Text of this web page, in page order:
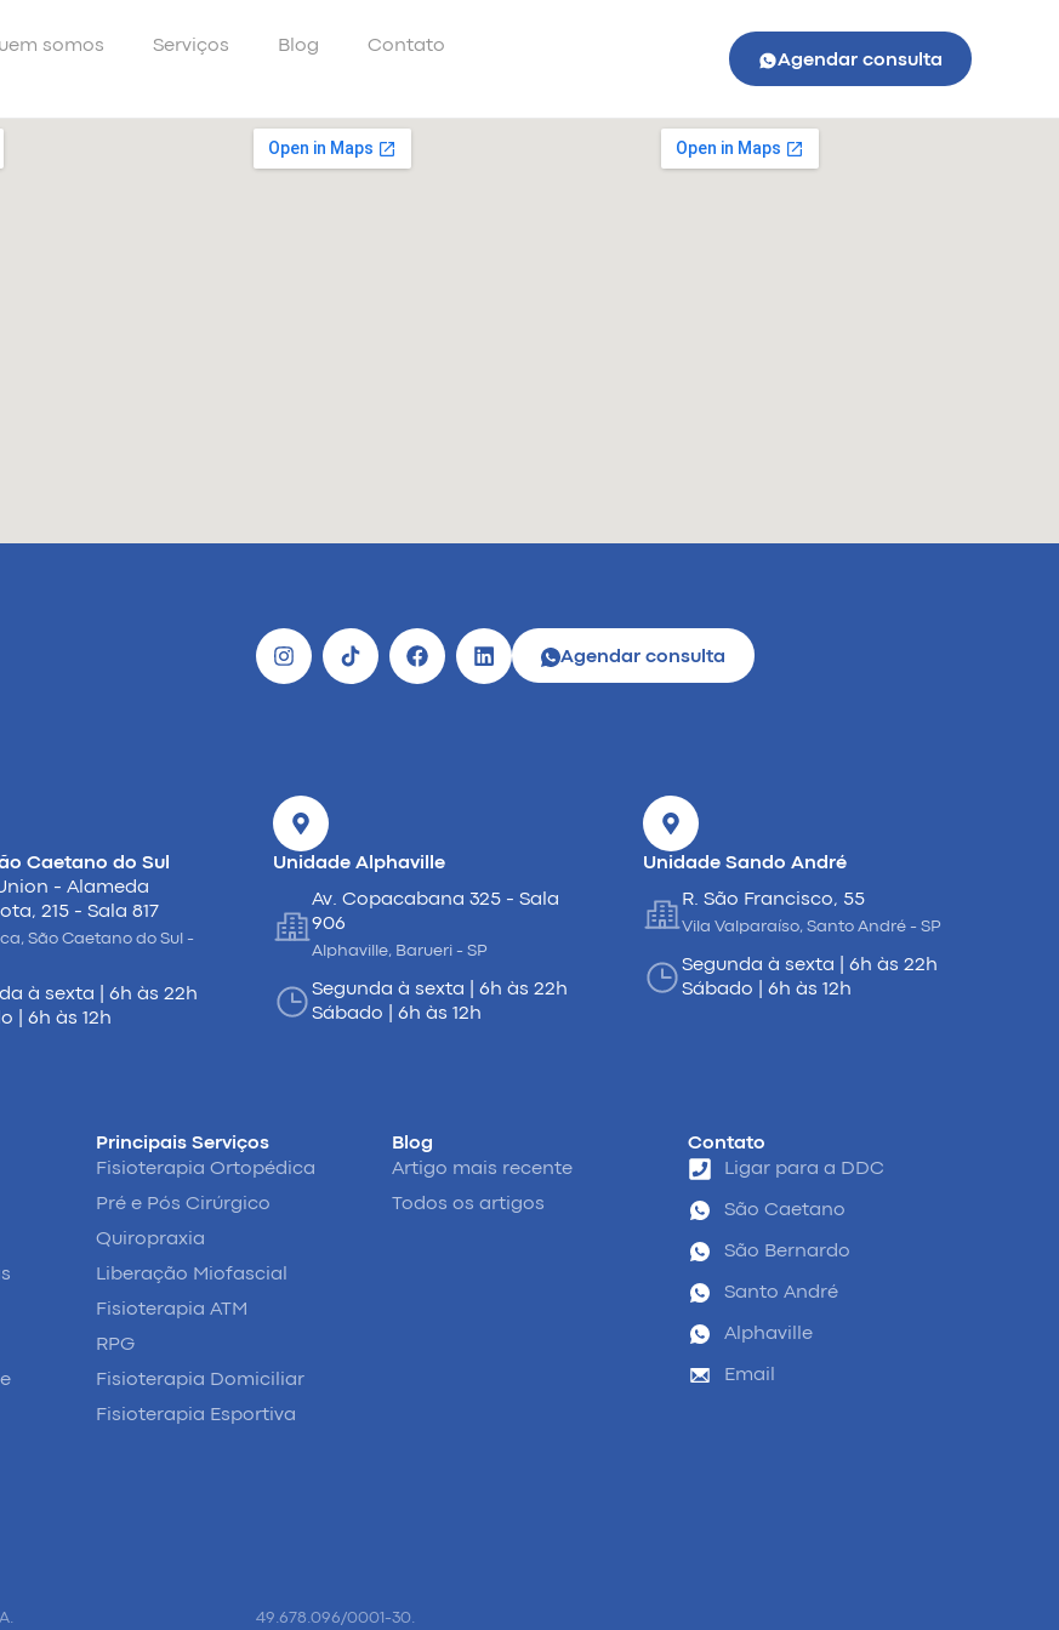
somos Serviços Blog
Contato
Agendar consulta
Agendar consulta
Caetano do Sul
- Alameda
215 - Sala 817
São Caetano do Sul -
à sexta | 6h às 22h
| 6h às 12h
Unidade Alphaville
Av. Copacabana 325 - Sala
906
Alphaville, Barueri - SP
Segunda à sexta | 6h às 22h
Sábado | 6h às 12h
Unidade Sando André
R. São Francisco, 55
Vila Valparaíso, Santo André - SP
Segunda à sexta | 6h às 22h
Sábado | 6h às 12h
Principais Serviços
Fisioterapia Ortopédica
Pré e Pós Cirúrgico
Quiropraxia
Liberação Miofascial
Fisioterapia ATM
RPG
Fisioterapia Domiciliar
Fisioterapia Esportiva
Blog
Artigo mais recente
Todos os artigos
Contato
Ligar para a DDC
São Caetano
São Bernardo
Santo André
Alphaville
Email
49.678.096/0001-30.